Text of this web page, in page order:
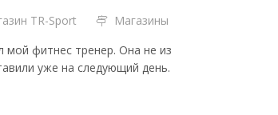
TR-Sport
Магазины
мой фитнес тренер. Она не из
уже на следующий день.